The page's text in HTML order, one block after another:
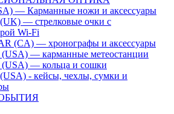
— Карманные ножи и аксессуары
— стрелковые очки с
Wi-Fi
(CA) — хронографы и аксессуары
— карманные метеостанции
— кольца и сошки
- кейсы, чехлы, сумки и